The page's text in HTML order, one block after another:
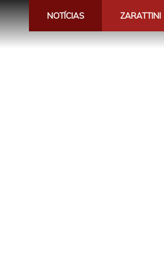
NOTÍCIAS ZARATTINI